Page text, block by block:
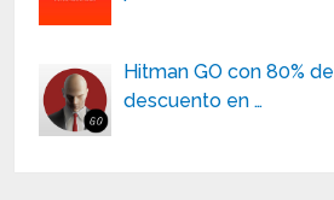
Hitman GO con 80% de
descuento en …